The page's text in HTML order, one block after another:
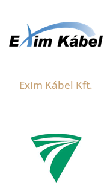
Exim Kábel Kft.